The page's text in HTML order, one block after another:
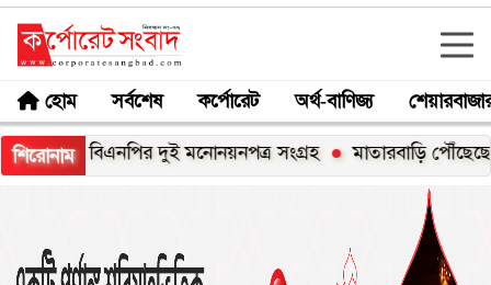
হোম সর্বশেষ কর্পোরেট অর্থ-বাণিজ্য
শিরোনাম
বিএনপির দুই মনোনয়নপত্র সংগ্রহ মাতারবাড়ি পৌঁছেছেন